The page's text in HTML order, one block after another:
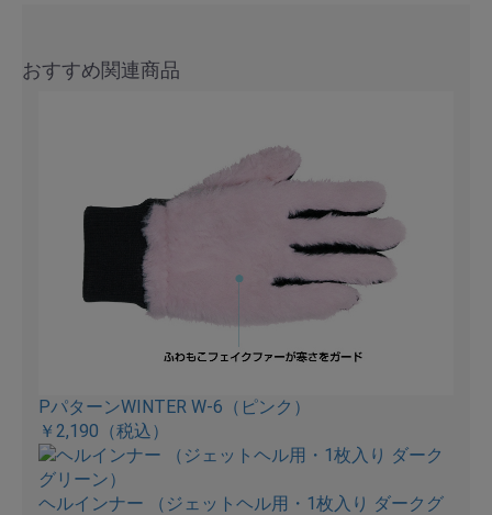
おすすめ関連商品
PパターンWINTER W-6（ピンク）
￥2,190 （税込）
ヘルインナー （ジェットヘル用・1枚入り ダークグ